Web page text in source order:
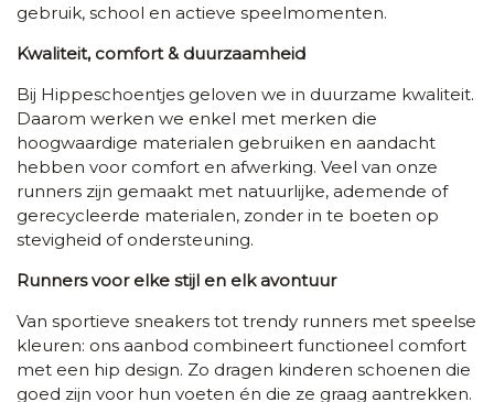
gebruik, school en actieve speelmomenten.
Kwaliteit, comfort & duurzaamheid
Bij Hippeschoentjes geloven we in duurzame kwaliteit.
Daarom werken we enkel met merken die
hoogwaardige materialen gebruiken en aandacht
hebben voor comfort en afwerking. Veel van onze
runners zijn gemaakt met natuurlijke, ademende of
gerecycleerde materialen, zonder in te boeten op
stevigheid of ondersteuning.
Runners voor elke stijl en elk avontuur
Van sportieve sneakers tot trendy runners met speelse
kleuren: ons aanbod combineert functioneel comfort
met een hip design. Zo dragen kinderen schoenen die
goed zijn voor hun voeten én die ze graag aantrekken.